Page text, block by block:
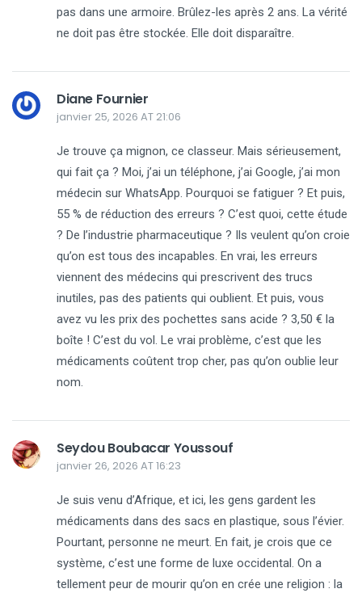
pas dans une armoire. Brûlez-les après 2 ans. La vérité
ne doit pas être stockée. Elle doit disparaître.
Diane Fournier
janvier 25, 2026 AT 21:06
Je trouve ça mignon, ce classeur. Mais sérieusement,
qui fait ça ? Moi, j’ai un téléphone, j’ai Google, j’ai mon
médecin sur WhatsApp. Pourquoi se fatiguer ? Et puis,
55 % de réduction des erreurs ? C’est quoi, cette étude
? De l’industrie pharmaceutique ? Ils veulent qu’on croie
qu’on est tous des incapables. En vrai, les erreurs
viennent des médecins qui prescrivent des trucs
inutiles, pas des patients qui oublient. Et puis, vous
avez vu les prix des pochettes sans acide ? 3,50 € la
boîte ! C’est du vol. Le vrai problème, c’est que les
médicaments coûtent trop cher, pas qu’on oublie leur
nom.
Seydou Boubacar Youssouf
janvier 26, 2026 AT 16:23
Je suis venu d’Afrique, et ici, les gens gardent les
médicaments dans des sacs en plastique, sous l’évier.
Pourtant, personne ne meurt. En fait, je crois que ce
système, c’est une forme de luxe occidental. On a
tellement peur de mourir qu’on en crée une religion : la